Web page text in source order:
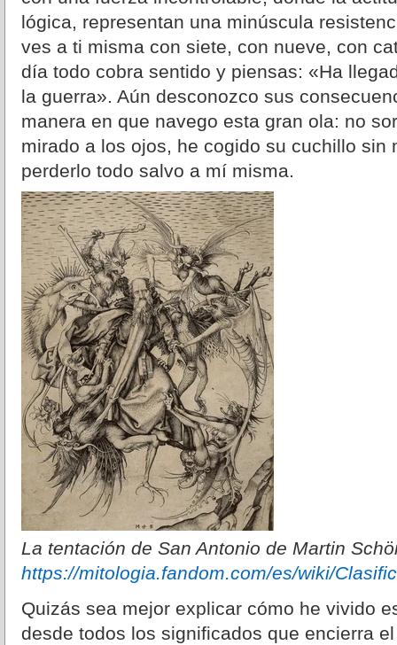
lógica, representan una minúscula
ves a ti misma con siete, con nueve, con
día todo cobra sentido y piensas: «Ha
la guerra». Aún desconozco sus
manera en que navego esta gran ola: no
mirado a los ojos, he cogido su cuchillo sin
perderlo todo salvo a mí misma.
La tentación de San Antonio de Martin
https://mitologia.fandom.com/es/wiki/
Quizás sea mejor explicar cómo he vivido
desde todos los significados que encierra